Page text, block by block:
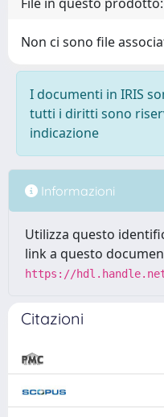
Non ci sono file
I documenti in IRIS
tutti i diritti sono
indicazione
Informazioni
Utilizza questo
link a questo
https://
Citazioni